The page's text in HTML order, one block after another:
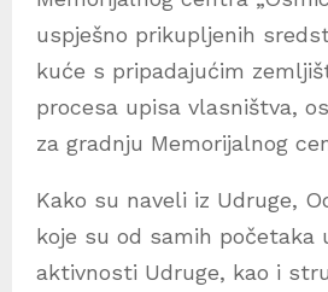
uspješno prikupljenih
kuće s pripadajućim
procesa upisa vlasništva,
za gradnju Memorijalnog
Kako su naveli iz Udruge,
koje su od samih početaka
aktivnosti Udruge, kao i